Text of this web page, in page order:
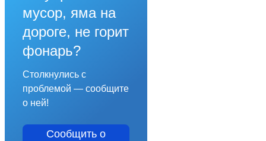
мусор, яма на
дороге, не горит
фонарь?
Столкнулись с
проблемой — сообщите
о ней!
Сообщить о